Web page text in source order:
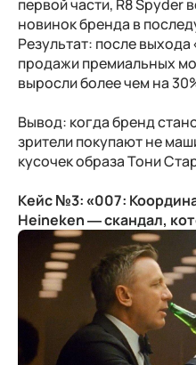
первой части, R8 Spyder
новинок бренда в
Результат: после
продажи премиальных
выросли более чем на
Вывод: когда бренд
зрители покупают не
кусочек образа Тони
Кейс №3:«007:
Heineken — скандал,